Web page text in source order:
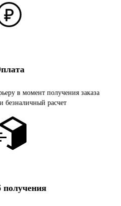
в момент получения заказа
безналичный расчет
получения